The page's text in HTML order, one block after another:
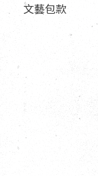
文藝包款